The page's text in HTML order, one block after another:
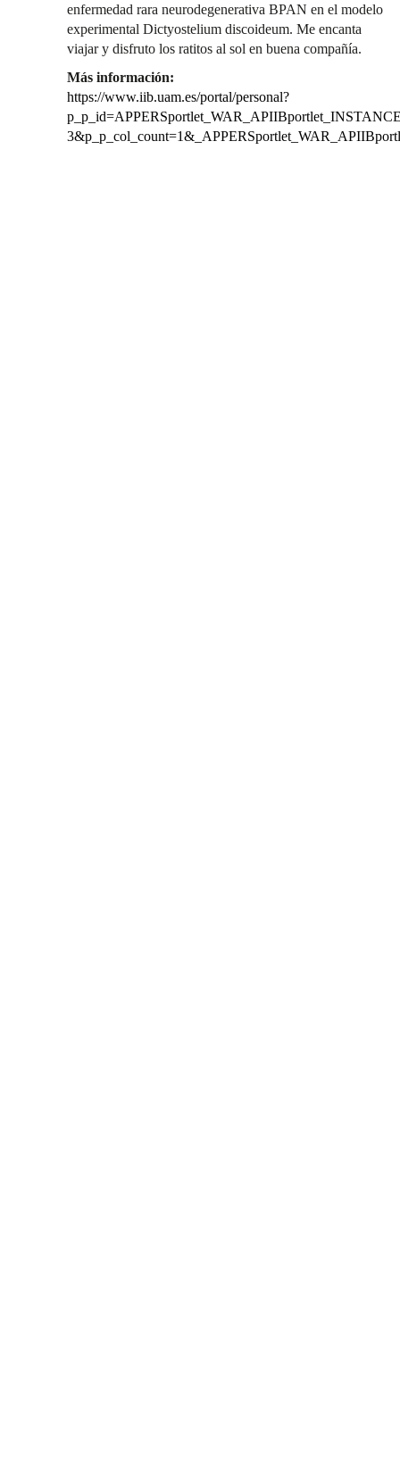
enfermedad rara neurodegenerativa BPAN en el modelo
experimental Dictyostelium discoideum. Me encanta
viajar y disfruto los ratitos al sol en buena compañía.
Más información:
https://www.iib.uam.es/portal/personal?